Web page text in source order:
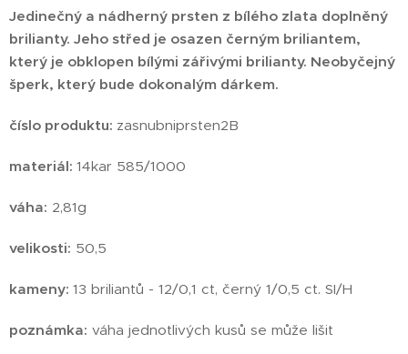
Jedinečný a nádherný prsten z bílého zlata doplněný
brilianty. Jeho střed je osazen černým briliantem,
který je obklopen bílými zářivými brilianty. Neobyčejný
šperk, který bude dokonalým dárkem.
číslo produktu: zasnubniprsten2B
materiál: 14kar 585/1000
váha: 2,81g
velikosti: 50,5
kameny: 13 briliantů - 12/0,1 ct, černý 1/0,5 ct. SI/H
poznámka: váha jednotlivých kusů se může lišit